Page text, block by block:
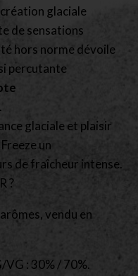
création glaciale
de sensations
hors norme dévoile
percutante
glaciale et plaisir
un
de fraîcheur intense.
?
vendu en
VG : 30% / 70%.